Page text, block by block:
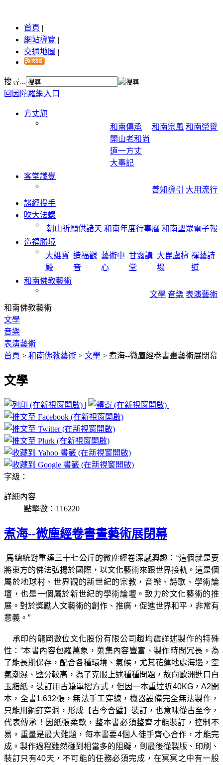
首頁 |
網站導覽 |
交通地圖 |
搜尋...
回因陀羅網入口
方丈旗
和南傳承
開山老和尚
道一方丈
大事記
和南宗風 和南榮譽
客堂識覺
善知導引
大用流行
諸經授手
吹大法螺
朝山祈願供諸天 和南年度行事曆 和南聖眾電子報
造福勝境
大雄寶
殿
造福觀
音
藝術中
心
甘露講
堂
大毘盧檀
場
禪藝詩
道
和南佛教藝術
文學 音樂 表演藝術
和南佛教藝術
文學
音樂
表演藝術
首頁 > 和南佛教藝術 > 文學 > 煮海--微塵經卷書畫藝術展閉幕
文學
|
字級：
詳細內容
點擊數：116220
煮海--微塵經卷書畫藝術展閉幕
馬總統對重達三十七公斤的微塵經卷深感興趣：“這個就是要
將東方的佛法弘揚於國際，以文化藝術來跟世界接軌。這是個
屬於地球村、世界觀的新世紀的宗教，音樂、詩歌、學術論
壇，也是一個屬於新世紀的學術論壇。致力於文化藝術的推
展。對於獎勵人文藝術的創作、推廣，促進世界和平，非常有
意義。”
承印的龍岡數位文化股份有限公司趙均震詳述製作的特殊
性：“本書內容包羅萬象，蒐集內容豐富、製作時間冗長。為
了能長期保存，配合各種環境、氣候，尤其花蓮地處海邊，空
氣潮濕、鹽分較高，為了克服上述種種問題，故向歐洲進口白
玉脂紙。裝訂用古籍單摺方式，但因一本重達近40KG，A2開
本，全書1,632張，無法手工穿線，機器設備完全無法製作，
只能用銅釘穿洞，形成【古今合璧】裝訂，也意味從古至今，
代表傳承！因紙張柔軟，整本書必須整齊才能裝訂，控制不
易。重量是最大難題，每本書要4個人徒手齊心合作，才能完
成。製作過程雖然碰到相當多的阻礙，到最後從製版、印刷、
裝訂只有40天，不可能的任務必須完成，在冥冥之中有一股